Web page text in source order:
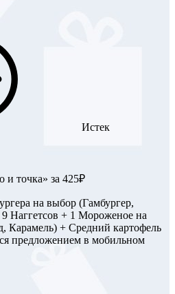
Истек
и точка» за 425₽
на выбор (Гамбургер,
Наггетсов + 1 Мороженое на
Карамель) + Средний картофель
предложением в мобильном